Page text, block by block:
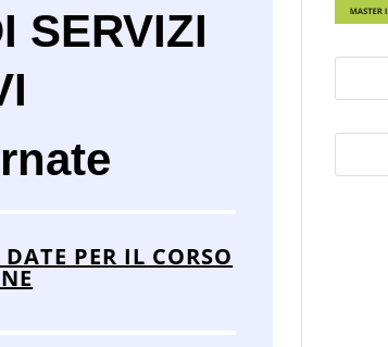
SERVIZI
PER IL CORSO